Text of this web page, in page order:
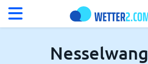
Nesselwang